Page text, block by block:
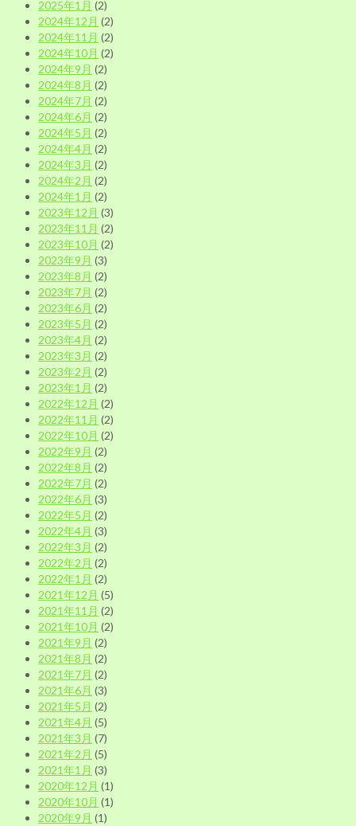
2025年1月 (2)
2024年12月 (2)
2024年11月 (2)
2024年10月 (2)
2024年9月 (2)
2024年8月 (2)
2024年7月 (2)
2024年6月 (2)
2024年5月 (2)
2024年4月 (2)
2024年3月 (2)
2024年2月 (2)
2024年1月 (2)
2023年12月 (3)
2023年11月 (2)
2023年10月 (2)
2023年9月 (3)
2023年8月 (2)
2023年7月 (2)
2023年6月 (2)
2023年5月 (2)
2023年4月 (2)
2023年3月 (2)
2023年2月 (2)
2023年1月 (2)
2022年12月 (2)
2022年11月 (2)
2022年10月 (2)
2022年9月 (2)
2022年8月 (2)
2022年7月 (2)
2022年6月 (3)
2022年5月 (2)
2022年4月 (3)
2022年3月 (2)
2022年2月 (2)
2022年1月 (2)
2021年12月 (5)
2021年11月 (2)
2021年10月 (2)
2021年9月 (2)
2021年8月 (2)
2021年7月 (2)
2021年6月 (3)
2021年5月 (2)
2021年4月 (5)
2021年3月 (7)
2021年2月 (5)
2021年1月 (3)
2020年12月 (1)
2020年10月 (1)
2020年9月 (1)